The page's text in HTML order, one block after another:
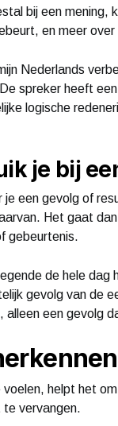
bij een mening,
en meer
Nederlands
spreker heeft
logische
je bij
je een gevolg of
Het gaat
gebeurtenis.
de hele
gevolg van de
alleen een gevolg
helpt het
te vervangen.